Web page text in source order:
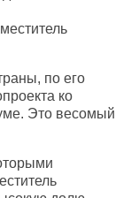
по его
ко
Это весомый